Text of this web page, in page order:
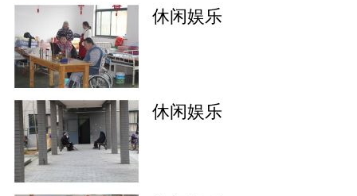
休闲娱乐
休闲娱乐